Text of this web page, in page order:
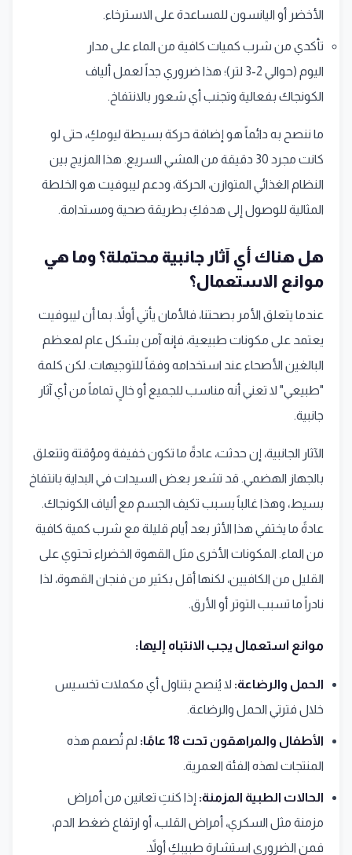
الأخضر أو اليانسون للمساعدة على الاسترخاء.
تأكدي من شرب كميات كافية من الماء على مدار
اليوم (حوالي 2-3 لتر)؛ هذا ضروري جداً لعمل ألياف
الكونجاك بفعالية وتجنب أي شعور بالانتفاخ.
ما ننصح به دائماً هو إضافة حركة بسيطة ليومكِ، حتى لو
كانت مجرد 30 دقيقة من المشي السريع. هذا المزيج بين
النظام الغذائي المتوازن، الحركة، ودعم ليبوفيت هو الخلطة
المثالية للوصول إلى هدفكِ بطريقة صحية ومستدامة.
هل هناك أي آثار جانبية محتملة؟ وما هي
موانع الاستعمال؟
عندما يتعلق الأمر بصحتنا، فالأمان يأتي أولاً. بما أن ليبوفيت
يعتمد على مكونات طبيعية، فإنه آمن بشكل عام لمعظم
البالغين الأصحاء عند استخدامه وفقاً للتوجيهات. لكن كلمة
"طبيعي" لا تعني أنه مناسب للجميع أو خالٍ تماماً من أي آثار
جانبية.
الآثار الجانبية، إن حدثت، عادةً ما تكون خفيفة ومؤقتة وتتعلق
بالجهاز الهضمي. قد تشعر بعض السيدات في البداية بانتفاخ
بسيط، وهذا غالباً بسبب تكيف الجسم مع ألياف الكونجاك.
عادةً ما يختفي هذا الأثر بعد أيام قليلة مع شرب كمية كافية
من الماء. المكونات الأخرى مثل القهوة الخضراء تحتوي على
القليل من الكافيين، لكنها أقل بكثير من فنجان القهوة، لذا
نادراً ما تسبب التوتر أو الأرق.
موانع استعمال يجب الانتباه إليها:
الحمل والرضاعة: لا يُنصح بتناول أي مكملات تخسيس
خلال فترتي الحمل والرضاعة.
الأطفال والمراهقون تحت 18 عامًا:
لم تُصمم هذه
المنتجات لهذه الفئة العمرية.
الحالات الطبية المزمنة: إذا كنتِ تعانين من أمراض
مزمنة مثل السكري، أمراض القلب، أو ارتفاع ضغط الدم،
فمن الضروري استشارة طبيبكِ أولاً.